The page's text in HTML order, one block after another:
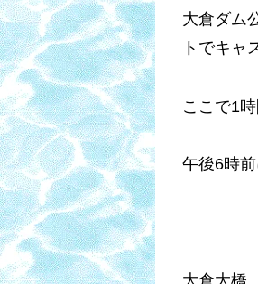
大倉ダム
トでキャ
ここで1
午後6時
大倉大